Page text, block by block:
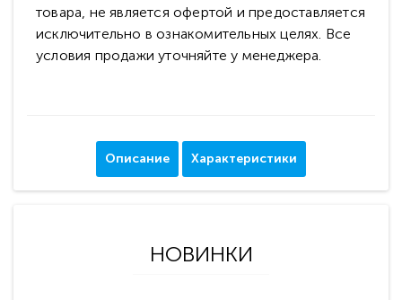
товара, не является офертой и предоставляется
исключительно в ознакомительных целях. Все
условия продажи уточняйте у менеджера.
Описание Характеристики
НОВИНКИ